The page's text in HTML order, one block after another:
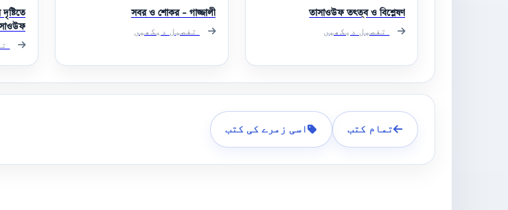
তাসাওউফ তত্ত্ব ও বিশ্লেষণ
تفصیل دیکھیں
সবর ও শোকর - গাজ্জালী
تفصیل دیکھیں
تمام کتب اسی زمرے کی کتب